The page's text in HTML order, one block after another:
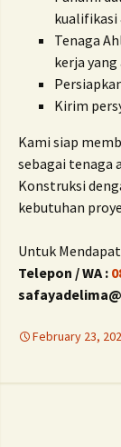
kualifikasi
Tenaga
kerja
Kirim
Kami siap
sebagai tenaga
Konstruksi
kebutuhan
Untuk
Telepon / WA :
February 23,